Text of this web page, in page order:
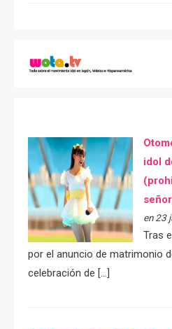
idol
en 23
Tras
por el anuncio de matrimonio
celebración de […]